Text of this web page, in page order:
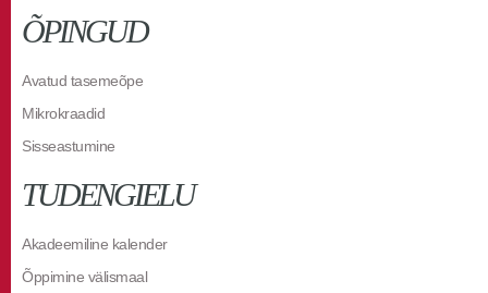
ÕPINGUD
Avatud tasemeõpe
Mikrokraadid
Sisseastumine
TUDENGIELU
Akadeemiline kalender
Õppimine välismaal